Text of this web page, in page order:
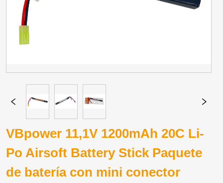
VBpower 11,1V 1200mAh 20C Li-
Po Airsoft Battery Stick Paquete
de batería con mini conector